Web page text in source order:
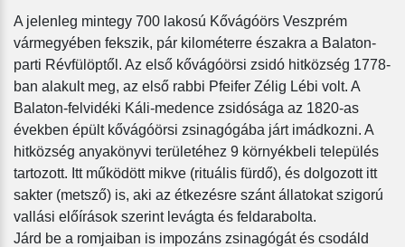
A jelenleg mintegy 700 lakosú Kővágóörs Veszprém
vármegyében fekszik, pár kilométerre északra a Balaton-
parti Révfülöptől. Az első kővágóörsi zsidó hitközség 1778-
ban alakult meg, az első rabbi Pfeifer Zélig Lébi volt. A
Balaton-felvidéki Káli-medence zsidósága az 1820-as
években épült kővágóörsi zsinagógába járt imádkozni. A
hitközség anyakönyvi területéhez 9 környékbeli település
tartozott. Itt működött mikve (rituális fürdő), és dolgozott itt
sakter (metsző) is, aki az étkezésre szánt állatokat szigorú
vallási előírások szerint levágta és feldarabolta.
Járd be a romjaiban is impozáns zsinagógát és csodáld